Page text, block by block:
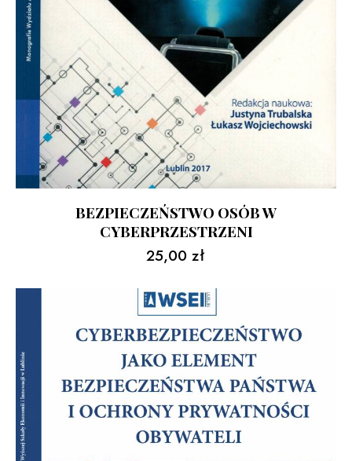
BEZPIECZEŃSTWO OSÓB W
CYBERPRZESTRZENI
25,00 zł